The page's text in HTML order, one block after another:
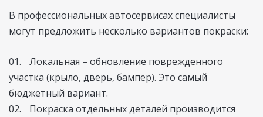
В профессиональных автосервисах специалисты
могут предложить несколько вариантов покраски:
Локальная – обновление поврежденного
участка (крыло, дверь, бампер). Это самый
бюджетный вариант.
Покраска отдельных деталей производится